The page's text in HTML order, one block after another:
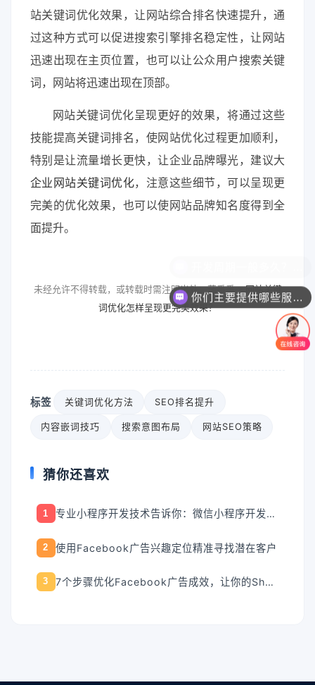
站关键词优化效果，让网站综合排名快速提升，通
过这种方式可以促进搜索引擎排名稳定性，让网站
迅速出现在主页位置，也可以让公众用户搜索关键
词，网站将迅速出现在顶部。
网站关键词优化呈现更好的效果，将通过这些
技能提高关键词排名，使网站优化过程更加顺利，
特别是让流量增长更快，让企业品牌曝光，建议大
企业网站关键词优化，注意这些细节，可以呈现更
完美的优化效果，也可以使网站品牌知名度得到全
面提升。
未经允许不得转载，或转载时需注明出处：茄番番 »网站关键
词优化怎样呈现更完美效果？
标签 关键词优化方法 SEO排名提升
内容嵌词技巧 搜索意图布局 网站SEO策略
猜你还喜欢
1 专业小程序开发技术告诉你：微信小程序开发过程是什么?
2 使用Facebook广告兴趣定位精准寻找潜在客户
3 7个步骤优化Facebook广告成效，让你的Shopify网站与众不同！
你们主要提供哪些服务？可以根据需求定制吗？